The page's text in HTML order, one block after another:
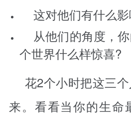
这对他们有什么影
从他们的角度，
个世界什么样惊喜?
花2个小时把这三
来。看看当你的生命